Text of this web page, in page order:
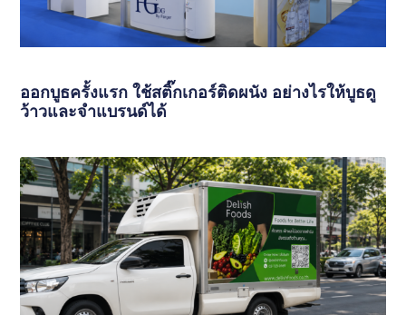
ออกบูธครั้งแรก ใช้สติ๊กเกอร์ติดผนัง อย่างไรให้บูธดู
ว้าวและจำแบรนด์ได้